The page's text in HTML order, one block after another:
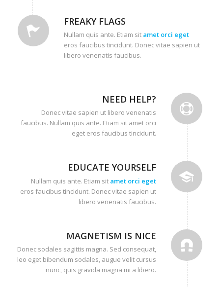
FREAKY FLAGS
Nullam quis ante. Etiam sit amet orci eget
eros faucibus tincidunt. Donec vitae sapien ut
libero venenatis faucibus.
NEED HELP?
Donec vitae sapien ut libero venenatis
faucibus. Nullam quis ante. Etiam sit amet orci
eget eros faucibus tincidunt.
EDUCATE YOURSELF
Nullam quis ante. Etiam sit amet orci eget
eros faucibus tincidunt. Donec vitae sapien ut
libero venenatis faucibus.
MAGNETISM IS NICE
Donec sodales sagittis magna. Sed consequat,
leo eget bibendum sodales, augue velit cursus
nunc, quis gravida magna mi a libero.